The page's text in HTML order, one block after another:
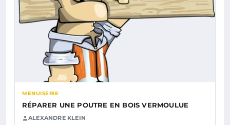
MENUISERIE
RÉPARER UNE POUTRE EN BOIS VERMOULUE
ALEXANDRE KLEIN